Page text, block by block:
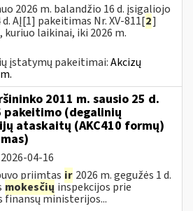
2026 m. balandžio 16 d. įsigaliojo
AĮ[1] pakeitimas Nr. XV-811[2]
laikinai, iki 2026 m.
įstatymų pakeitimai:Akcizų
2011 m. sausio 25 d.
pakeitimo (degalinių
ataskaitų (AKC410 formų)
2026-04-16
priimtas ir 2026 m. gegužės 1 d.
mokesčių inspekcijos prie
finansų ministerijos...